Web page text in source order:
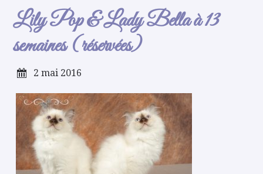
Lily Pop & Lady Bella à 13
semaines (réservées)
2 mai 2016